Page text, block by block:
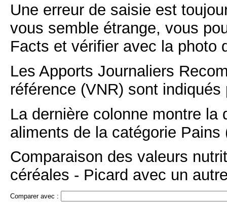
Une erreur de saisie est
vous semble étrange, vous
Facts et vérifier avec la photo
Les Apports Journaliers
référence (VNR) sont
La dernière colonne montre
aliments de la catégorie Pains
Comparaison des valeurs
céréales - Picard avec un
Comparer avec :